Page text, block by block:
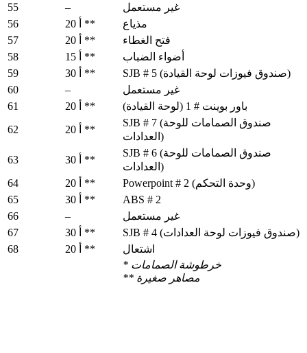
55
–
غير مستعمل
56
20 أ **
مذياع
57
20 أ **
فتح الغطاء
58
15 أ **
أضواء الضباب
59
30 أ **
SJB # 5 (صندوق فيوزات لوحة القيادة)
60
–
غير مستعمل
61
20 أ **
باور بوينت # 1 (لوحة القيادة)
62
20 أ **
SJB # 7 (صندوق الصمامات للوحة
العدادات)
63
30 أ **
SJB # 6 (صندوق الصمامات للوحة
العدادات)
64
20 أ **
Powerpoint # 2 (وحدة التحكم)
65
30 أ **
ABS # 2
66
–
غير مستعمل
67
30 أ **
SJB # 4 (صندوق فيوزات لوحة العدادات)
68
20 أ **
اشتعال
* خرطوشة الصمامات
**
مصاهر صغيرة